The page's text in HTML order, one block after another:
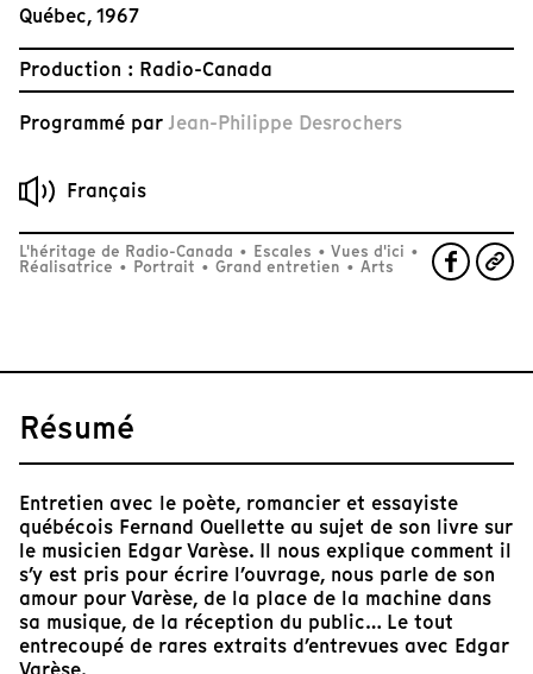
Québec, 1967
Production : Radio-Canada
Programmé par Jean-Philippe Desrochers
Français
L'héritage de Radio-Canada • Escales • Vues d'ici •
Réalisatrice • Portrait • Grand entretien • Arts
Résumé
Entretien avec le poète, romancier et essayiste
québécois Fernand Ouellette au sujet de son livre sur
le musicien Edgar Varèse. Il nous explique comment il
s’y est pris pour écrire l’ouvrage, nous parle de son
amour pour Varèse, de la place de la machine dans
sa musique, de la réception du public… Le tout
entrecoupé de rares extraits d’entrevues avec Edgar